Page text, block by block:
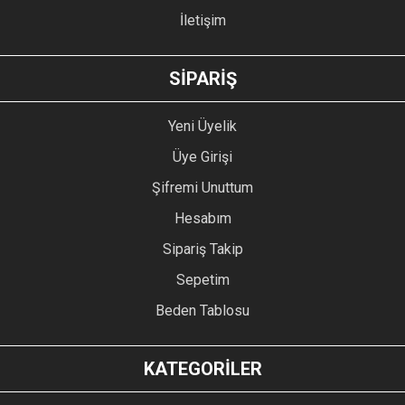
GÖNDER
İletişim
SİPARİŞ
Yeni Üyelik
Üye Girişi
Şifremi Unuttum
Hesabım
Sipariş Takip
Sepetim
Beden Tablosu
KATEGORİLER